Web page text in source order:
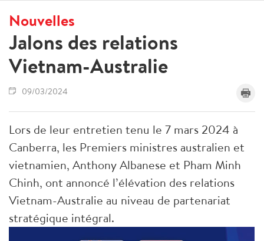
Nouvelles
Jalons des relations
Vietnam-Australie
09/03/2024
Lors de leur entretien tenu le 7 mars 2024 à
Canberra, les Premiers ministres australien et
vietnamien, Anthony Albanese et Pham Minh
Chinh, ont annoncé l’élévation des relations
Vietnam-Australie au niveau de partenariat
stratégique intégral.